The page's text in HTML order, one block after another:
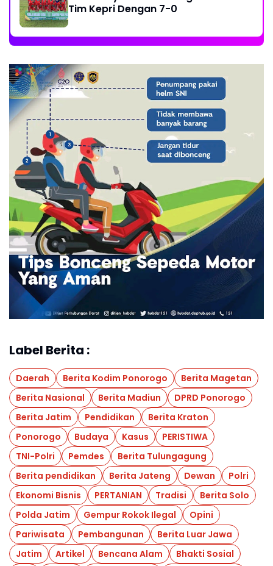
Tim Kepri Dengan 7-0
Label Berita :
Daerah Berita Kodim Ponorogo
Berita Magetan
Berita Nasional
Berita Madiun
DPRD Ponorogo
Berita Jatim
Pendidikan
Berita Kraton
Ponorogo
Budaya Kasus
PERISTIWA
TNI-Polri
Pemdes
Berita Tulungagung
Berita pendidikan
Berita Jateng Dewan
Polri
Ekonomi Bisnis
PERTANIAN Tradisi
Berita Solo
Polda Jatim
Gempur Rokok Ilegal
Opini
Pariwisata
Pembangunan
Berita Luar Jawa
Jatim
Artikel Bencana Alam
Bhakti Sosial